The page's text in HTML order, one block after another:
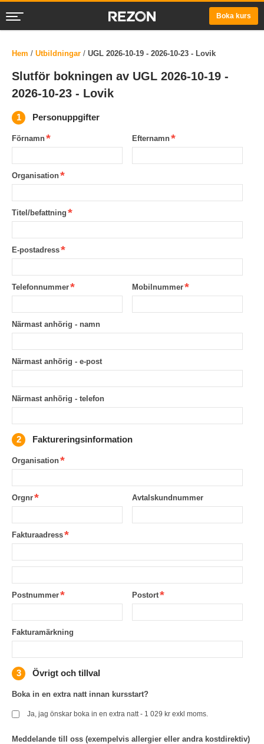
Boka kurs
Hem / Utbildningar / UGL 2026-10-19 - 2026-10-23 - Lovik
Slutför bokningen av UGL 2026-10-19 -
2026-10-23 - Lovik
Personuppgifter
Förnamn Efternamn
Organisation
Titel/befattning
E-postadress
Telefonnummer Mobilnummer
Närmast anhörig - namn
Närmast anhörig - e-post
Närmast anhörig - telefon
Faktureringsinformation
Organisation
Orgnr Avtalskundnummer
Fakturaadress
Postnummer Postort
Fakturamärkning
Övrigt och tillval
Boka in en extra natt innan kursstart?
Ja, jag önskar boka in en extra natt - 1 029 kr exkl moms.
Meddelande till oss (exempelvis allergier eller andra kostdirektiv)